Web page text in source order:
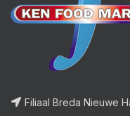
Filiaal Breda Nieuwe